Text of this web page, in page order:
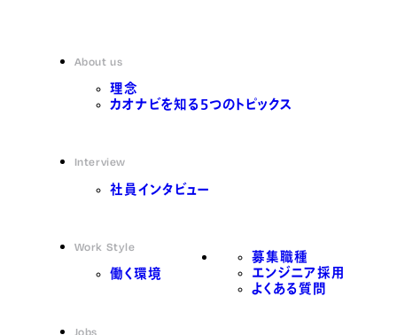
About us
理念
カオナビを知る5つのトピックス
Interview
社員インタビュー
Work Style
働く環境
Jobs
募集職種
エンジニア採用
よくある質問